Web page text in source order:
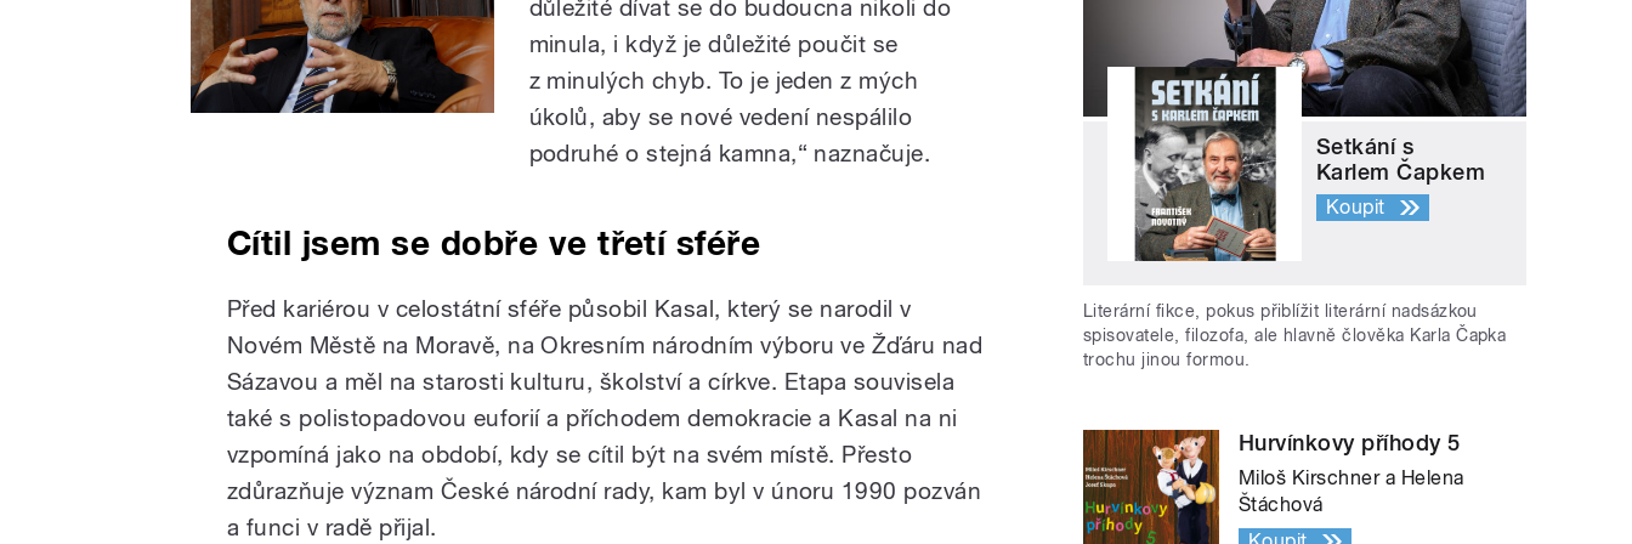
důležité dívat se do budoucna nikoli do
minula, i když je důležité poučit se
z minulých chyb. To je jeden z mých
úkolů, aby se nové vedení nespálilo
podruhé o stejná kamna,“ naznačuje.
Cítil jsem se dobře ve třetí sféře
Před kariérou v celostátní sféře působil Kasal, který se narodil v
Novém Městě na Moravě, na Okresním národním výboru ve Žďáru nad
Sázavou a měl na starosti kulturu, školství a církve. Etapa souvisela
také s polistopadovou euforií a příchodem demokracie a Kasal na ni
vzpomíná jako na období, kdy se cítil být na svém místě. Přesto
zdůrazňuje význam České národní rady, kam byl v únoru 1990 pozván
a funci v radě přijal.
Setkání s
Karlem Čapkem
Koupit
Literární fikce, pokus přiblížit literární nadsázkou
spisovatele, filozofa, ale hlavně člověka Karla Čapka
trochu jinou formou.
Hurvínkovy příhody 5
Miloš Kirschner a Helena
Štáchová